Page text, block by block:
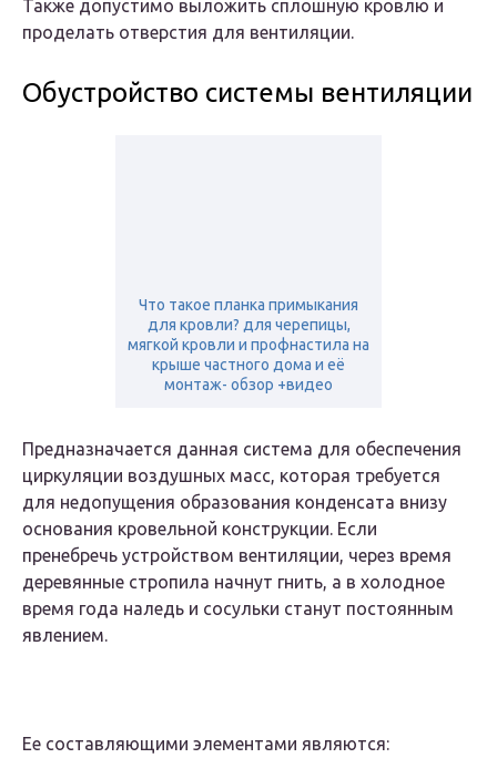
Также допустимо выложить сплошную кровлю и
проделать отверстия для вентиляции.
Обустройство системы вентиляции
Что такое планка примыкания
для кровли? для черепицы,
мягкой кровли и профнастила на
крыше частного дома и её
монтаж- обзор +видео
Предназначается данная система для обеспечения
циркуляции воздушных масс, которая требуется
для недопущения образования конденсата внизу
основания кровельной конструкции. Если
пренебречь устройством вентиляции, через время
деревянные стропила начнут гнить, а в холодное
время года наледь и сосульки станут постоянным
явлением.
Ее составляющими элементами являются: